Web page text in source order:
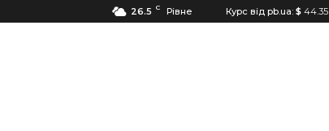
26.5 C Рівне Курс від pb.ua: $ 44.35